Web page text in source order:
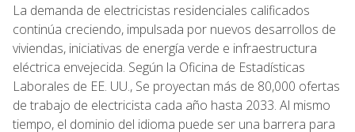
La demanda de electricistas residenciales calificados
continúa creciendo, impulsada por nuevos desarrollos de
viviendas, iniciativas de energía verde e infraestructura
eléctrica envejecida. Según la Oficina de Estadísticas
Laborales de EE. UU., Se proyectan más de 80,000 ofertas
de trabajo de electricista cada año hasta 2033. Al mismo
tiempo, el dominio del idioma puede ser una barrera para